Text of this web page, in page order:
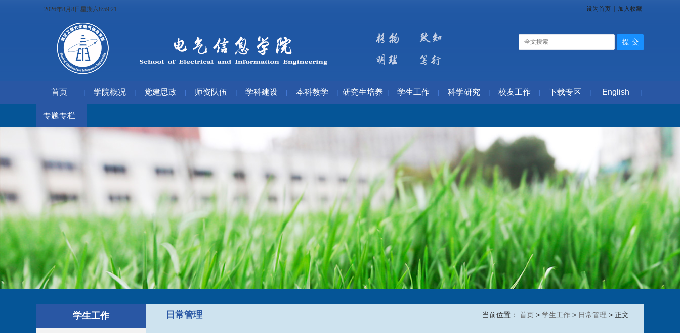
2026年8月8日星期六8:59:22 设为首页 加入收藏
首页 | 学院概况 | 党建思政 | 师资队伍 | 学科建设 | 本科教学 | 研究生培养 | 学生工作 | 科学研究 | 校友工作 | 下载专区 | English |
专题专栏
学生工作 日常管理 当前位置： 首页 > 学生工作 > 日常管理 > 正文